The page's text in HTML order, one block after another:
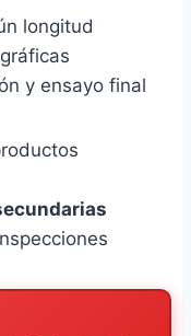
longitud
y ensayo final